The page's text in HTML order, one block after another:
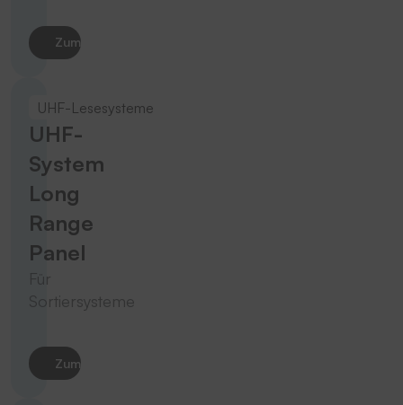
Zum Produkt
UHF-Lesesysteme
UHF-
System
Long
Range
Panel
Für
Sortiersysteme
Zum Produkt